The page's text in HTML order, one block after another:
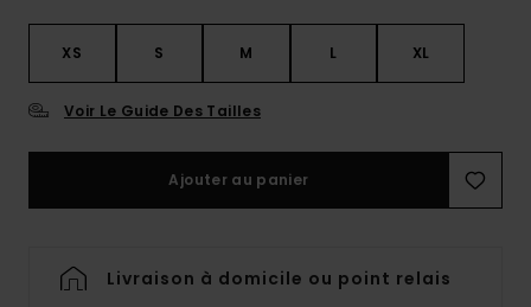
XS S M L XL
Voir Le Guide Des Tailles
Ajouter au panier
Livraison à domicile ou point relais